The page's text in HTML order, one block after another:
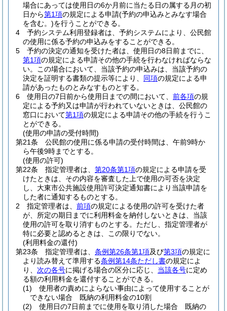
場合にあっては使用日の6か月前に当たる日の属する月の初
日から第1項の規定による申請(予約の申込みとみなす場合
を含む。)を行うことができる。
4
予約システム利用登録者は、予約システムにより、公民館
の使用に係る予約の申込みをすることができる。
5
予約の決定の通知を受けた者は、使用日の8日前までに、
第1項の規定による申請その他の手続を行わなければならな
い。
この場合において、当該予約の申込みは、当該予約の
決定を証明する書類の提示等により、 同項の規定による申
請があったものとみなすものとする。
6
使用日の7日前から使用日までの間において、 前各項の規
定による予約又は申請が行われていないときは、公民館の
窓口において第1項の規定による申請その他の手続を行うこ
とができる。
(使用の申請の受付時間)
第21条
公民館の使用に係る申請の受付時間は、午前9時か
ら午後9時までとする。
(使用の許可)
第22条
指定管理者は、 第20条第1項の規定による申請を受
けたときは、その内容を審査した上で使用の可否を決定
し、大東市公共施設使用許可決定通知書により当該申請を
した者に通知するものとする。
2
指定管理者は、 前項の規定による使用の許可を受けた者
が、所定の期日までに利用料金を納付しないときは、当該
使用の許可を取り消すものとする。 ただし、指定管理者が
特に必要と認めるときは、この限りでない。
(利用料金の還付)
第23条
指定管理者は、 条例第26条第1項及び第3項の規定に
より読み替えて準用する条例第14条ただし書の規定によ
り、 次の各号に掲げる場合の区分に応じ、 当該各号に定め
る額の利用料金を還付することができる。
(1)
使用者の責めによらない事由によって使用することが
できない場合 既納の利用料金の10割
(2)
使用日の7日前までに使用を取り消した場合 既納の